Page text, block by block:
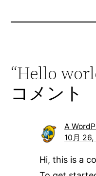
“Hello
コメント
A
10月
Hi, this is a